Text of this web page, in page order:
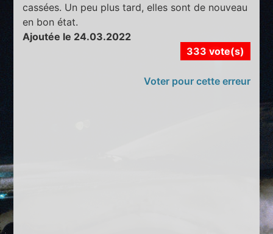
cassées. Un peu plus tard, elles sont de nouveau
en bon état.
Ajoutée le 24.03.2022
333 vote(s)
Voter pour cette erreur